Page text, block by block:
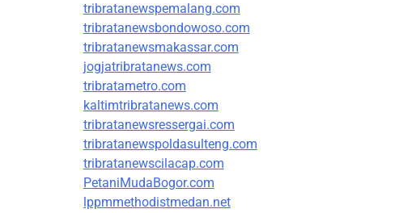
tribratanewspemalang.com
tribratanewsbondowoso.com
tribratanewsmakassar.com
jogjatribratanews.com
tribratametro.com
kaltimtribratanews.com
tribratanewsressergai.com
tribratanewspoldasulteng.com
tribratanewscilacap.com
PetaniMudaBogor.com
lppmmethodistmedan.net